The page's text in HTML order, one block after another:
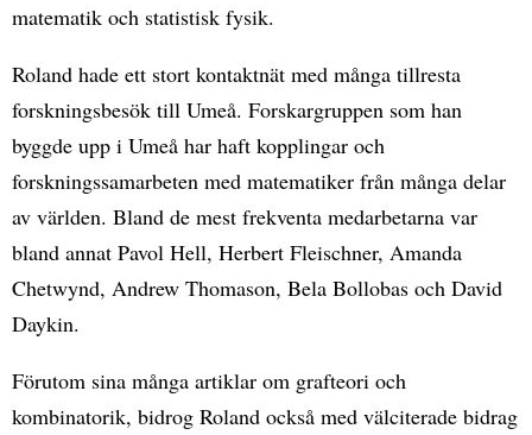
matematik och statistisk fysik.
Roland hade ett stort kontaktnät med många tillresta
forskningsbesök till Umeå. Forskargruppen som han
byggde upp i Umeå har haft kopplingar och
forskningssamarbeten med matematiker från många delar
av världen. Bland de mest frekventa medarbetarna var
bland annat Pavol Hell, Herbert Fleischner, Amanda
Chetwynd, Andrew Thomason, Bela Bollobas och David
Daykin.
Förutom sina många artiklar om grafteori och
kombinatorik, bidrog Roland också med välciterade bidrag